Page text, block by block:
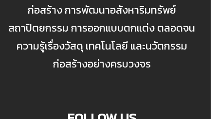
ก่อสร้าง การพัฒนาอสังหาริมทรัพย์
สถาปัตยกรรม การออกแบบตกแต่ง ตลอดจน
ความรู้เรื่องวัสดุ เทคโนโลยี และนวัตกรรม
ก่อสร้างอย่างครบวงจร